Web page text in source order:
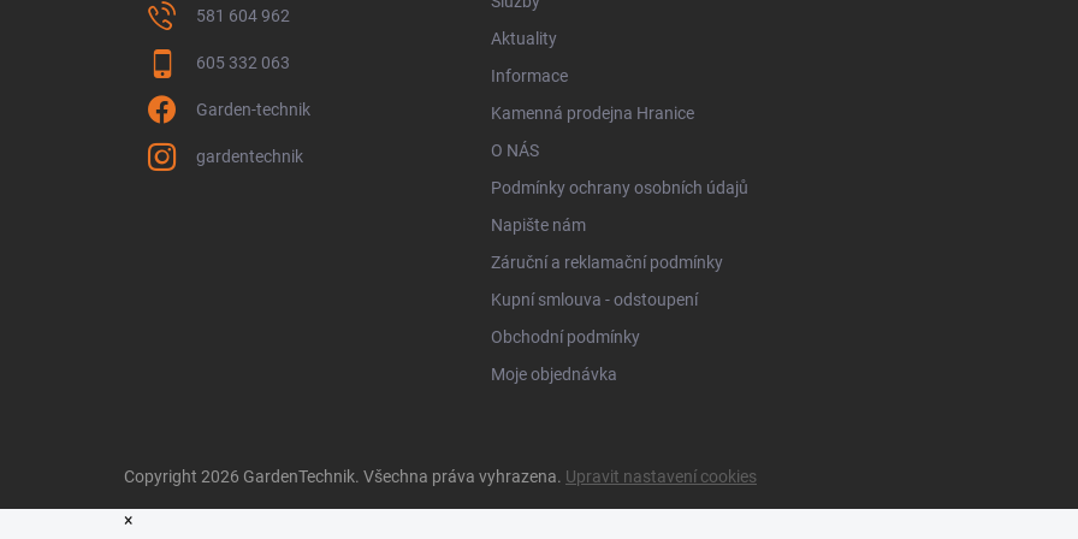
581 604 962
605 332 063
Garden-technik
gardentechnik
Aktuality
Informace
Kamenná prodejna Hranice
O NÁS
Podmínky ochrany osobních údajů
Napište nám
Záruční a reklamační podmínky
Kupní smlouva - odstoupení
Obchodní podmínky
Moje objednávka
Copyright 2026 GardenTechnik. Všechna práva vyhrazena. Upravit nastavení cookies
×